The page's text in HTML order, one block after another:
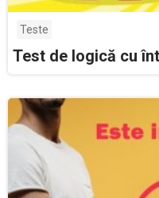
Teste
Test de logică cu